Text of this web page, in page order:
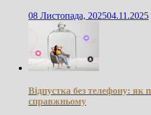
08 Листопада, 202504.11.2025
Відпустка без телефону: як
справжньому